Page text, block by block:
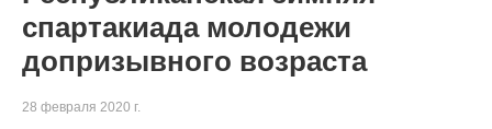
спартакиада молодежи
допризывного возраста
28 февраля 2020 г.